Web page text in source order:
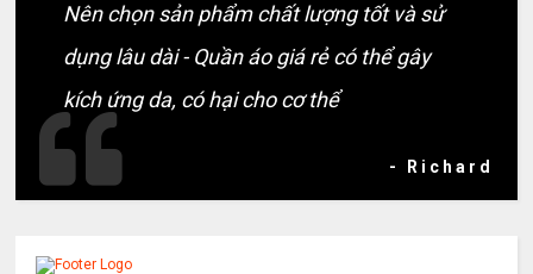
Nên chọn sản phẩm chất lượng tốt và sử
dụng lâu dài - Quần áo giá rẻ có thể gây
kích ứng da, có hại cho cơ thể
- Richard